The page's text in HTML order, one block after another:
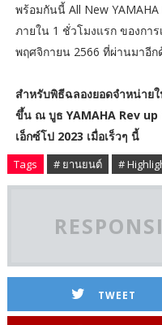
พร้อมกันนี้ All New
ภายใน 1 ชั่วโมงแรก ของกา
พฤศจิกายน 2566 ที่ผ่านมาอีก
สำหรับพิธีฉลองยอดจำหน่าย
ขึ้น ณ บูธ YAMAHA Rev
เอ็กซ์โป 2023 เมื่อเร็วๆ นี้
Tags # ยานยนต์ #
TWEET